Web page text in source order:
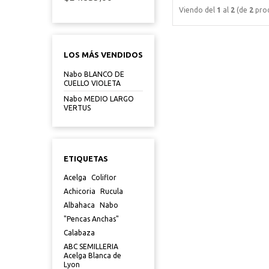
LOS MÁS VENDIDOS
Nabo BLANCO DE
CUELLO VIOLETA
Nabo MEDIO LARGO
VERTUS
ETIQUETAS
Acelga
Coliflor
Achicoria
Rucula
Albahaca
Nabo
"Pencas Anchas"
Calabaza
ABC SEMILLERIA
Acelga Blanca de
Lyon
Viendo del 1 al 2 (de 2